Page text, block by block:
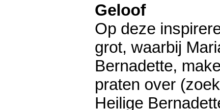
Geloof
Op deze
grot, waarbij
Bernadette,
praten over
Heilige